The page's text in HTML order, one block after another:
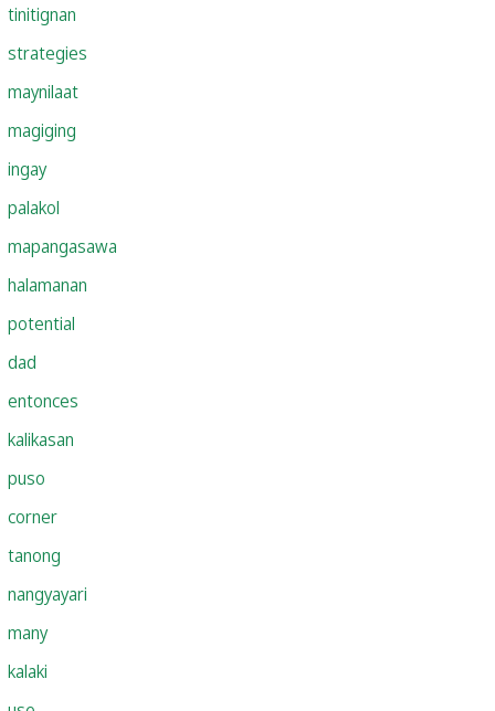
tinitignan
strategies
maynilaat
magiging
ingay
palakol
mapangasawa
halamanan
potential
dad
entonces
kalikasan
puso
corner
tanong
nangyayari
many
kalaki